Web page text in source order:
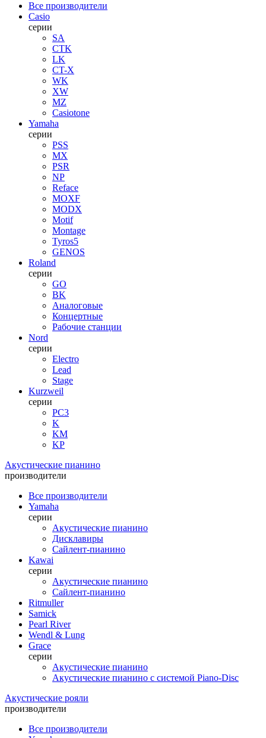
Все производители
Casio
серии
SA
CTK
LK
CT-X
WK
XW
MZ
Casiotone
Yamaha
серии
PSS
MX
PSR
NP
Reface
MOXF
MODX
Motif
Montage
Tyros5
GENOS
Roland
серии
GO
BK
Аналоговые
Концертные
Рабочие станции
Nord
серии
Electro
Lead
Stage
Kurzweil
серии
PC3
K
KM
KP
Акустические пианино
производители
Все производители
Yamaha
серии
Акустические пианино
Дисклавиры
Сайлент-пианино
Kawai
серии
Акустические пианино
Сайлент-пианино
Ritmuller
Samick
Pearl River
Wendl & Lung
Grace
серии
Акустические пианино
Акустические пианино с системой Piano-Disc
Акустические рояли
производители
Все производители